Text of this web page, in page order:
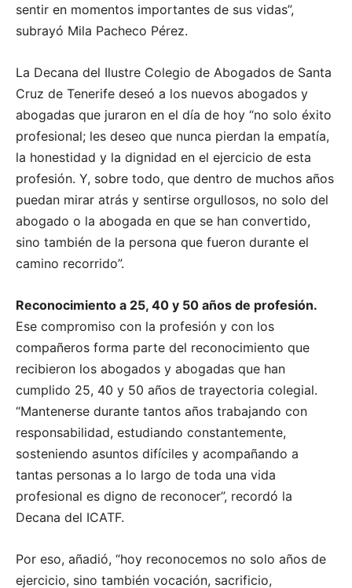
sentir en momentos importantes de sus vidas”,
subrayó Mila Pacheco Pérez.
La Decana del Ilustre Colegio de Abogados de Santa
Cruz de Tenerife deseó a los nuevos abogados y
abogadas que juraron en el día de hoy “no solo éxito
profesional; les deseo que nunca pierdan la empatía,
la honestidad y la dignidad en el ejercicio de esta
profesión. Y, sobre todo, que dentro de muchos años
puedan mirar atrás y sentirse orgullosos, no solo del
abogado o la abogada en que se han convertido,
sino también de la persona que fueron durante el
camino recorrido”.
Reconocimiento a 25, 40 y 50 años de profesión.
Ese compromiso con la profesión y con los
compañeros forma parte del reconocimiento que
recibieron los abogados y abogadas que han
cumplido 25, 40 y 50 años de trayectoria colegial.
“Mantenerse durante tantos años trabajando con
responsabilidad, estudiando constantemente,
sosteniendo asuntos difíciles y acompañando a
tantas personas a lo largo de toda una vida
profesional es digno de reconocer”, recordó la
Decana del ICATF.
Por eso, añadió, “hoy reconocemos no solo años de
ejercicio, sino también vocación, sacrificio,